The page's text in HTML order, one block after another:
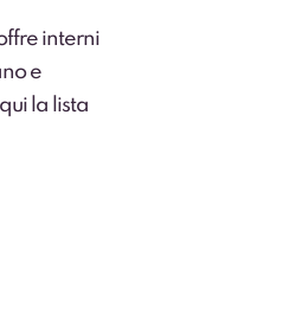
interni
e
la lista